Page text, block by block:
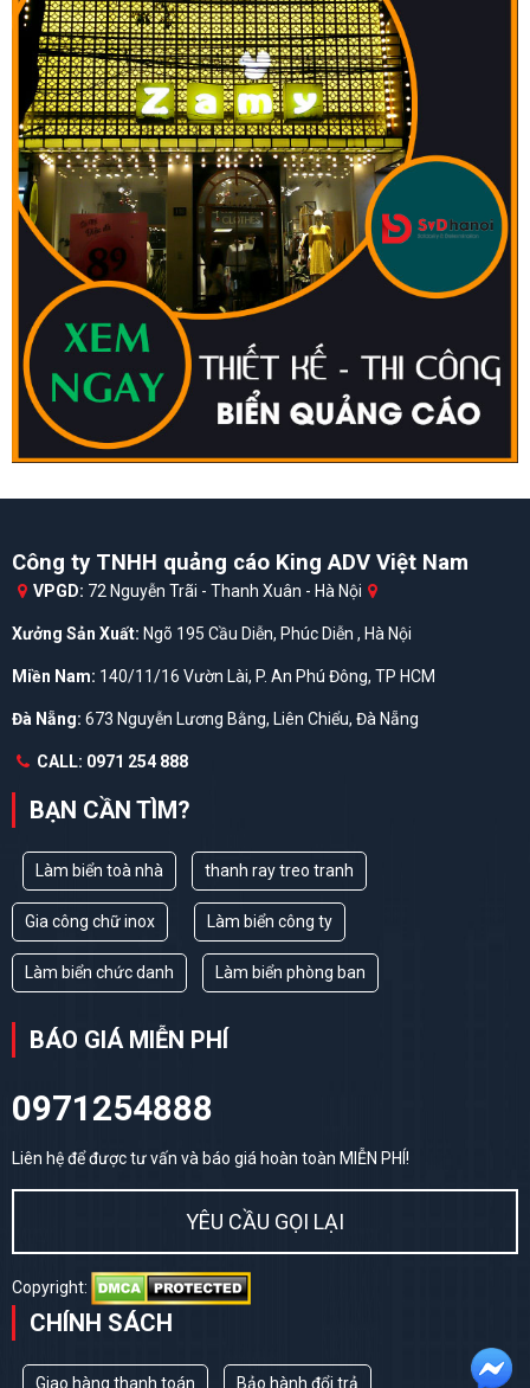
Công ty TNHH quảng cáo King ADV Việt Nam
VPGD: 72 Nguyễn Trãi - Thanh Xuân - Hà Nội
Xưởng Sản Xuất: Ngõ 195 Cầu Diễn, Phúc Diễn , Hà Nội
Miền Nam: 140/11/16 Vườn Lài, P. An Phú Đông, TP HCM
Đà Nẵng: 673 Nguyễn Lương Bằng, Liên Chiểu, Đà Nẵng
CALL: 0971 254 888
BẠN CẦN TÌM?
Làm biển toà nhà thanh ray treo tranh
Gia công chữ inox Làm biển công ty
Làm biển chức danh Làm biển phòng ban
BÁO GIÁ MIỄN PHÍ
0971254888
Liên hệ để được tư vấn và báo giá hoàn toàn MIỄN PHÍ!
YÊU CẦU GỌI LẠI
Copyright:
CHÍNH SÁCH
Giao hàng thanh toán Bảo hành đổi trả